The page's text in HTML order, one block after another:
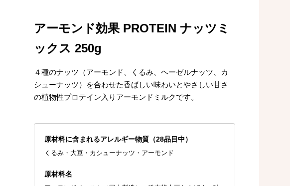
アーモンド効果 PROTEIN ナッツミ
ックス 250g
４種のナッツ（アーモンド、くるみ、ヘーゼルナッツ、カ
シューナッツ）を合わせた香ばしい味わいとやさしい甘さ
の植物性プロテイン入りアーモンドミルクです。
原材料に含まれるアレルギー物質（28品目中）
くるみ・大豆・カシューナッツ・アーモンド
原材料名